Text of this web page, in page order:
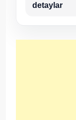
detaylar